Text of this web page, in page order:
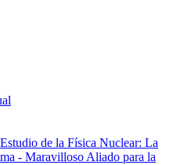
de la Física Nuclear: La
- Maravilloso Aliado para la